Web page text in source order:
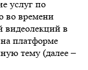
услуг по
во времени
видеолекций в
платформе
тему (далее –